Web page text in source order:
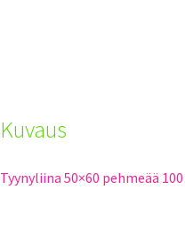
Kuvaus
Tyynyliina 50×60 pehmeää